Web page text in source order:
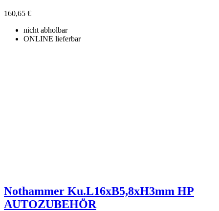
160,65 €
nicht abholbar
ONLINE lieferbar
Nothammer Ku.L16xB5,8xH3mm HP
AUTOZUBEHÖR